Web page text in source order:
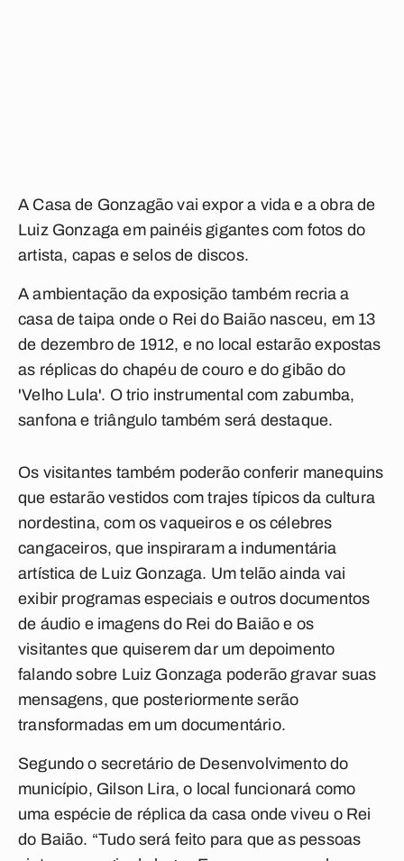
A Casa de Gonzagão vai expor a vida e a obra de
Luiz Gonzaga em painéis gigantes com fotos do
artista, capas e selos de discos.
A ambientação da exposição também recria a
casa de taipa onde o Rei do Baião nasceu, em 13
de dezembro de 1912, e no local estarão expostas
as réplicas do chapéu de couro e do gibão do
'Velho Lula'. O trio instrumental com zabumba,
sanfona e triângulo também será destaque.
Os visitantes também poderão conferir manequins
que estarão vestidos com trajes típicos da cultura
nordestina, com os vaqueiros e os célebres
cangaceiros, que inspiraram a indumentária
artística de Luiz Gonzaga. Um telão ainda vai
exibir programas especiais e outros documentos
de áudio e imagens do Rei do Baião e os
visitantes que quiserem dar um depoimento
falando sobre Luiz Gonzaga poderão gravar suas
mensagens, que posteriormente serão
transformadas em um documentário.
Segundo o secretário de Desenvolvimento do
município, Gilson Lira, o local funcionará como
uma espécie de réplica da casa onde viveu o Rei
do Baião. “Tudo será feito para que as pessoas